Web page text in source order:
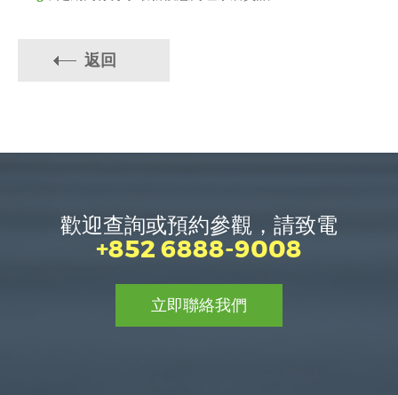
返回
歡迎查詢或預約參觀，請致電
+852 6888-9008
立即聯絡我們